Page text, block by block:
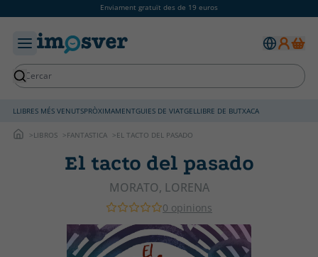
Enviament gratuït des de 19 euros
LLIBRES MÉS VENUTSPRÒXIMAMENTGUIES DE VIATGELLIBRE DE BUTXACA
LIBROS FANTASTICA EL TACTO DEL PASADO
El tacto del pasado
MORATO, LORENA
0 opinions